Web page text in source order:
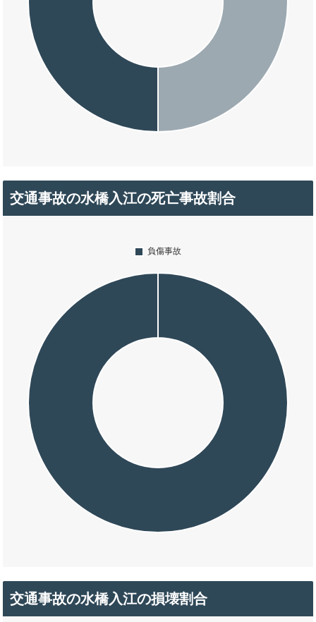
交通事故の水橋入江の死亡事故割合
交通事故の水橋入江の損壊割合